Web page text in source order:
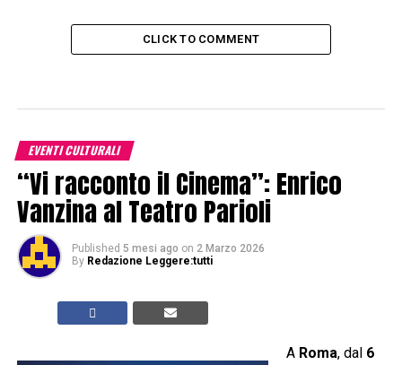
CLICK TO COMMENT
EVENTI CULTURALI
“Vi racconto il Cinema”: Enrico
Vanzina al Teatro Parioli
Published 5 mesi ago on 2 Marzo 2026
By Redazione Leggere:tutti
A Roma, dal 6